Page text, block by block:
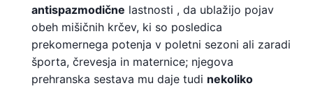
antispazmodične lastnosti , da ublažijo pojav
obeh mišičnih krčev, ki so posledica
prekomernega potenja v poletni sezoni ali zaradi
športa, črevesja in maternice; njegova
prehranska sestava mu daje tudi nekoliko